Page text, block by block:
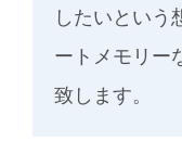
したいという
ートメモリー
致します。